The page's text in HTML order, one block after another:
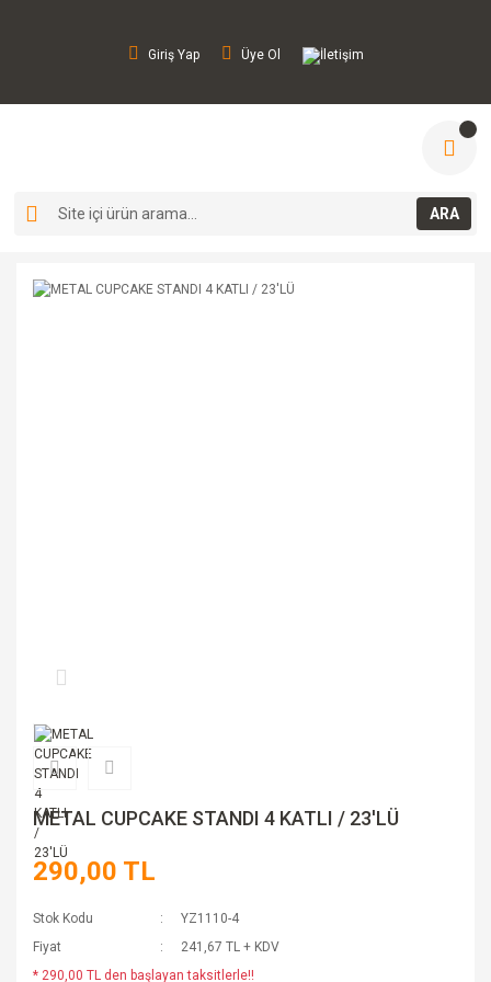
Giriş Yap Üye Ol İletişim
ARA
METAL CUPCAKE STANDI 4 KATLI / 23'LÜ
290,00 TL
Stok Kodu
YZ1110-4
Fiyat
241,67 TL + KDV
* 290,00 TL den başlayan taksitlerle!!